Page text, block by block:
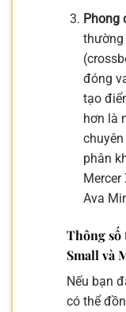
Phong
thường
đóng
tạo
hơn là
phân
Ava
Thông số
Small và
Nếu bạn
có thể